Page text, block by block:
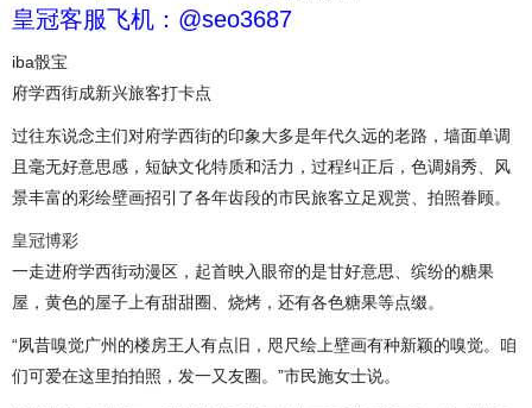
皇冠客服飞机：@seo3687
iba骰宝
府学西街成新兴旅客打卡点
过往东说念主们对府学西街的印象大多是年代久远的老路，墙面单调
且毫无好意思感，短缺文化特质和活力，过程纠正后，色调娟秀、风
景丰富的彩绘壁画招引了各年齿段的市民旅客立足观赏、拍照眷顾。
皇冠博彩
一走进府学西街动漫区，起首映入眼帘的是甘好意思、缤纷的糖果
屋，黄色的屋子上有甜甜圈、烧烤，还有各色糖果等点缀。
“夙昔嗅觉广州的楼房王人有点旧，咫尺绘上壁画有种新颖的嗅觉。咱
们可爱在这里拍拍照，发一又友圈。”市民施女士说。